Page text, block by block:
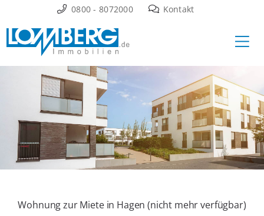
Inhalt
springen
0800 - 8072000 Kontakt
Wohnung zur Miete in Hagen (nicht mehr verfügbar)